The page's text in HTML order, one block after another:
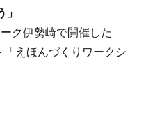
」
ク伊勢崎で開催した
「えほんづくりワークシ